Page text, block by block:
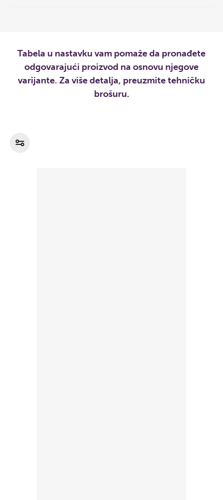
Tabela u nastavku vam pomaže da pronađete
odgovarajući proizvod na osnovu njegove
varijante. Za više detalja, preuzmite tehničku
brošuru.